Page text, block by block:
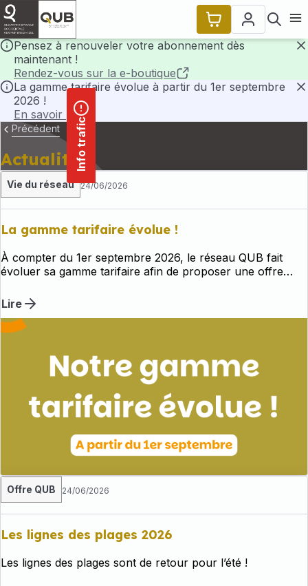
principal
Pensez à renouveler votre abonnement dès
maintenant !
Rendez-vous sur la e-boutique
La gamme tarifaire évolue à partir du 1er septembre
2026 !
En savoir plus
Info trafic
Précédent
Actualités
Vie du réseau 24/06/2026
La gamme tarifaire évolue !
À compter du 1er septembre 2026, le réseau QUB fait
évoluer sa gamme tarifaire afin de proposer une offre
déplacement des habitants.
Lire
Offre QUB 24/06/2026
Les lignes des plages 2026
Les lignes des plages sont de retour pour l’été !
Panneau de gestion des cookies